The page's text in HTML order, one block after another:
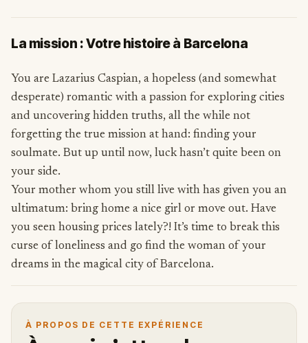
La mission : Votre histoire à Barcelona
You are Lazarius Caspian, a hopeless (and somewhat
desperate) romantic with a passion for exploring cities
and uncovering hidden truths, all the while not
forgetting the true mission at hand: finding your
soulmate. But up until now, luck hasn’t quite been on
your side.
Your mother whom you still live with has given you an
ultimatum: bring home a nice girl or move out. Have
you seen housing prices lately?! It’s time to break this
curse of loneliness and go find the woman of your
dreams in the magical city of Barcelona.
À PROPOS DE CETTE EXPÉRIENCE